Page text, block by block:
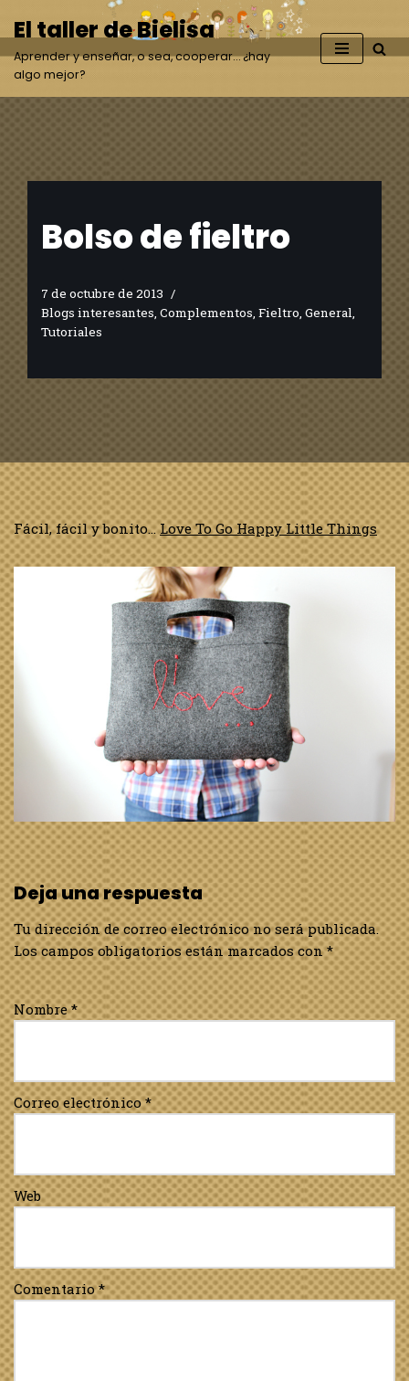
Saltar
al
contenido
El taller de Bielisa
Aprender y enseñar, o sea, cooperar… ¿hay
algo mejor?
Bolso de fieltro
7 de octubre de 2013
Blogs interesantes, Complementos, Fieltro, General,
Tutoriales
Fácil, fácil y bonito…Love To Go Happy Little Things
Deja una respuesta
Tu dirección de correo electrónico no será publicada.
Los campos obligatorios están marcados con*
Nombre*
Correo electrónico*
Web
Comentario*